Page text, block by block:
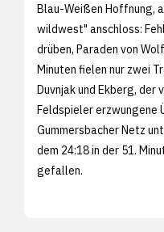
Blau-Weißen Hoffnung,
wildwest" anschloss:
drüben, Paraden von
Minuten fielen nur zwei
Duvnjak und Ekberg, der
Feldspieler erzwungene
Gummersbacher Netz
dem 24:18 in der 51.
gefallen.